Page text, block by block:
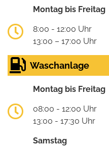
Montag bis Freitag
8:00 - 12:00 Uhr
13:00 – 17:00 Uhr
Waschanlage
Montag bis Freitag
08:00 - 12:00 Uhr
13:00 - 17:30 Uhr
Samstag